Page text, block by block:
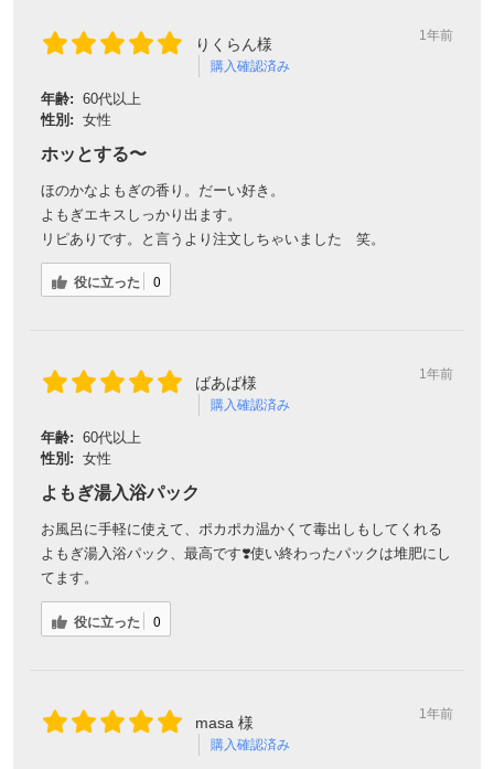
りくらん様
購入確認済み
1年前
年齢: 60代以上
性別: 女性
ホッとする〜
ほのかなよもぎの香り。だーい好き。
よもぎエキスしっかり出ます。
リピありです。と言うより注文しちゃいました 笑。
役に立った 0
ばあば様
購入確認済み
1年前
年齢: 60代以上
性別: 女性
よもぎ湯入浴パック
お風呂に手軽に使えて、ポカポカ温かくて毒出しもしてくれる
よもぎ湯入浴パック、最高です❣️使い終わったパックは堆肥にし
てます。
役に立った 0
masa 様
購入確認済み
1年前